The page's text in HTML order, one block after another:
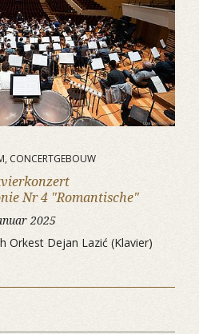
CONCERTGEBOUW
Nr 4 "Romantische"
2025
Orkest Dejan Lazić (Klavier)